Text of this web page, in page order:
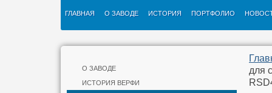
ГЛАВНАЯ О ЗАВОДЕ ИСТОРИЯ ПОРТФОЛИО
О ЗАВОДЕ
ИСТОРИЯ ВЕРФИ
для